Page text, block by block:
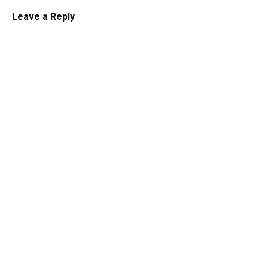
Leave a Reply